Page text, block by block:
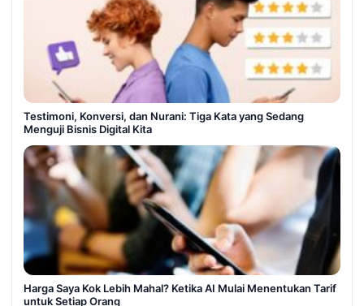
Testimoni, Konversi, dan Nurani: Tiga Kata yang Sedang
Menguji Bisnis Digital Kita
Harga Saya Kok Lebih Mahal? Ketika AI Mulai Menentukan Tarif
untuk Setiap Orang